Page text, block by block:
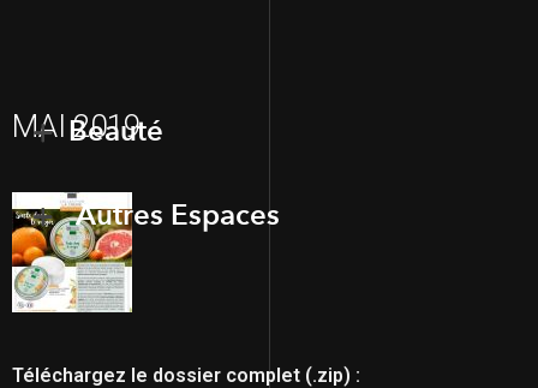
MAI 2019
Beauté
Autres Espaces
Téléchargez le dossier complet (.zip) :